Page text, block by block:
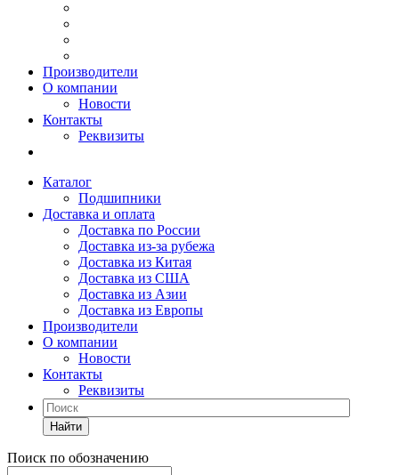
Производители
О компании
Новости
Контакты
Реквизиты
Каталог
Подшипники
Доставка и оплата
Доставка по России
Доставка из-за рубежа
Доставка из Китая
Доставка из США
Доставка из Азии
Доставка из Европы
Производители
О компании
Новости
Контакты
Реквизиты
Найти
Поиск по обозначению